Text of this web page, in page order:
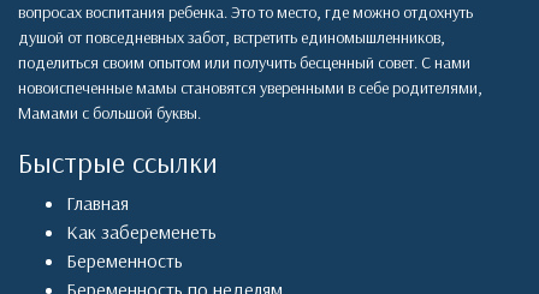
вопросах воспитания ребенка. Это то место, где можно отдохнуть
душой от повседневных забот, встретить единомышленников,
поделиться своим опытом или получить бесценный совет. С нами
новоиспеченные мамы становятся уверенными в себе родителями,
Мамами с большой буквы.
Быстрые ссылки
Главная
Как забеременеть
Беременность